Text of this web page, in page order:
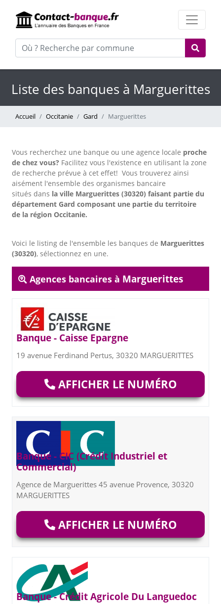
Liste des banques à Marguerittes
Accueil Occitanie Gard Marguerittes
Vous recherchez une banque ou une agence locale proche
de chez vous? Facilitez vous l'existence en utilisant la zone
de recherche prévue à cet effet! Vous trouverez ainsi
aisément l'ensemble des organismes bancaire
situés dans la ville Marguerittes (30320) faisant partie du
département Gard composant une partie du territoire
de la région Occitanie.
Voici le listing de l'ensemble les banques de Marguerittes
(30320), sélectionnez en une.
Agences bancaires à Marguerittes
Banque - Caisse Epargne
19 avenue Ferdinand Pertus, 30320 MARGUERITTES
AFFICHER LE NUMÉRO
Banque - CIC (Crédit Industriel et
Commercial)
Agence de Marguerittes 45 avenue Provence, 30320
MARGUERITTES
AFFICHER LE NUMÉRO
Banque - Crédit Agricole Du Languedoc